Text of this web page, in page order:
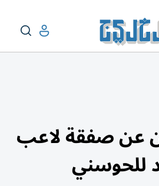
عن صفقة لاعب
للحوسني